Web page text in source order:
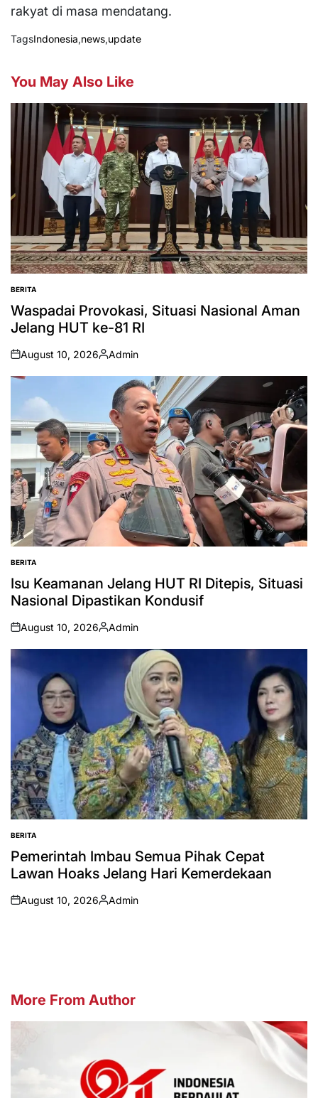
rakyat di masa mendatang.
TagsIndonesia,news,update
You May Also Like
POSTED
IN
BERITA
Waspadai Provokasi, Situasi Nasional Aman
Jelang HUT ke-81 RI
on
August 10, 2026
Posted
by
Admin
POSTED
IN
BERITA
Isu Keamanan Jelang HUT RI Ditepis, Situasi
Nasional Dipastikan Kondusif
on
August 10, 2026
Posted
by
Admin
POSTED
IN
BERITA
Pemerintah Imbau Semua Pihak Cepat
Lawan Hoaks Jelang Hari Kemerdekaan
on
August 10, 2026
Posted
Admin
More From Author